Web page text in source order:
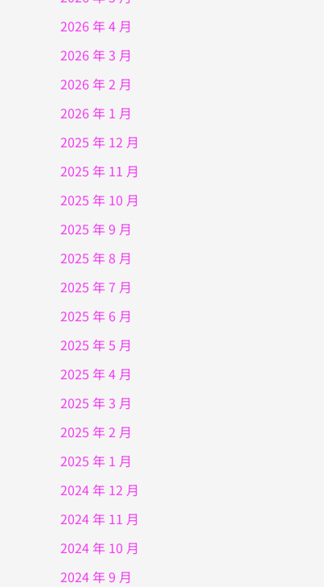
2026 年 4 月
2026 年 3 月
2026 年 2 月
2026 年 1 月
2025 年 12 月
2025 年 11 月
2025 年 10 月
2025 年 9 月
2025 年 8 月
2025 年 7 月
2025 年 6 月
2025 年 5 月
2025 年 4 月
2025 年 3 月
2025 年 2 月
2025 年 1 月
2024 年 12 月
2024 年 11 月
2024 年 10 月
2024 年 9 月